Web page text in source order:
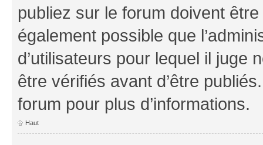
publiez sur le forum doivent
également possible que
d’utilisateurs pour lequel il juge
être vérifiés avant d’être
forum pour plus d’informations.
Haut